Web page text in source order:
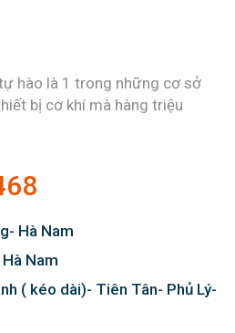
hào là 1 trong những cơ sở
bị cơ khí mà hàng triệu
Hà Nam
Nam
( kéo dài)- Tiên Tân- Phủ Lý-